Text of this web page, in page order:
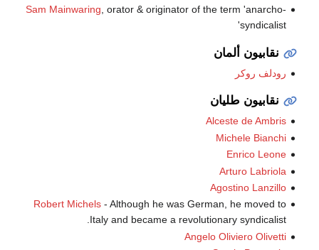
Sam Mainwaring, orator & originator of the term 'anarcho-
syndicalist'
نقابيون ألمان
رودلف روكر
نقابيون طليان
Alceste de Ambris
Michele Bianchi
Enrico Leone
Arturo Labriola
Agostino Lanzillo
Robert Michels- Although he was German, he moved to
Italy and became a revolutionary syndicalist.
Angelo Oliviero Olivetti